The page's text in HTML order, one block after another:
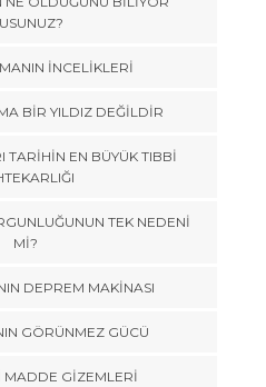
İNCELİKLERİ
BİR YILDIZ DEĞİLDİR
TARİHİN EN BÜYÜK TIBBİ
TEK NEDENİ
Mİ?
DEPREM MAKİNASI
GÖRÜNMEZ GÜCÜ
MADDE GİZEMLERİ